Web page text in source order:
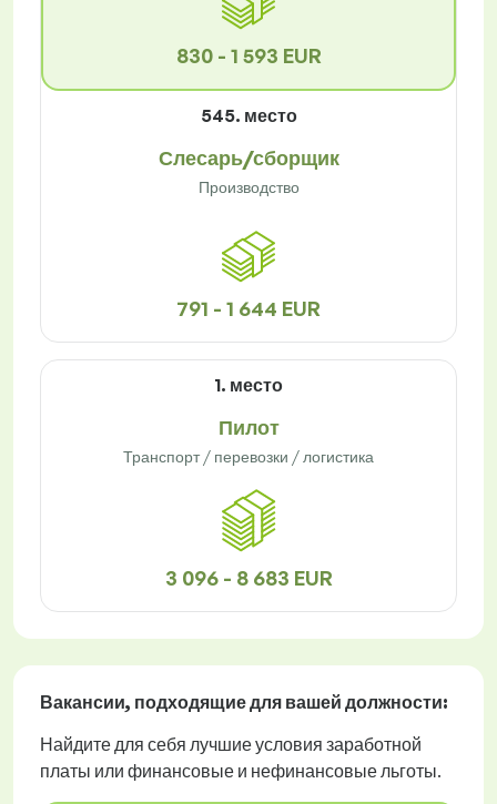
830 - 1 593 EUR
545. место
Слесарь/сборщик
Производство
791 - 1 644 EUR
1. место
Пилот
Транспорт / перевозки / логистика
3 096 - 8 683 EUR
Вакансии, подходящие для вашей должности:
Найдите для себя лучшие условия заработной
платы или финансовые и нефинансовые льготы.